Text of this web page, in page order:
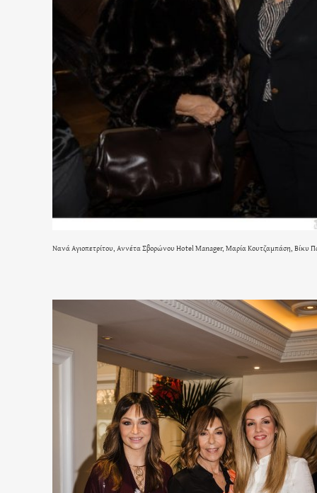
Νανά Αγιοπετρίτου, Αννέτα Σβορώνου Hotel Manager, Μαρία Κουτζαμπάση, Βίκυ